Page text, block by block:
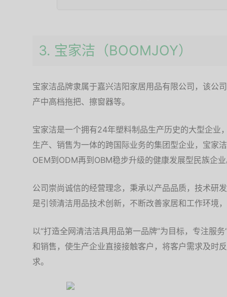
3. 宝家洁（BOOMJOY）
宝家洁品牌隶属于嘉兴洁阳家居用品有限公司，该公
产中高档拖把、擦窗器等。
宝家洁是一个拥有24年塑料制品生产历史的大型企业
生产、销售为一体的跨国际业务的集团型企业，宝家
OEM到ODM再到OBM稳步升级的健康发展型民族企
公司崇尚诚信的经营理念，秉承以产品品质，技术研
是引领清洁用品技术创新，不断改善家居和工作环境
以“打造全网清洁洁具用品第一品牌”为目标，专注服
和销售，使生产企业直接接触客户，将客户需求及时
求。